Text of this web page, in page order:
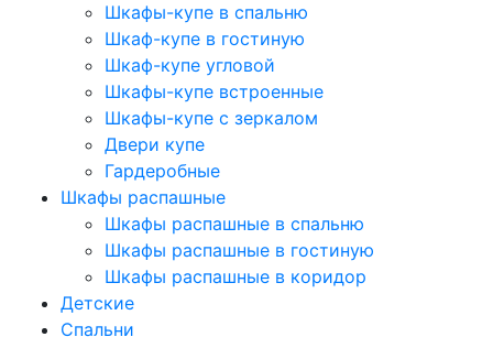
Шкафы-купе в спальню
Шкаф-купе в гостиную
Шкаф-купе угловой
Шкафы-купе встроенные
Шкафы-купе с зеркалом
Двери купе
Гардеробные
Шкафы распашные
Шкафы распашные в спальню
Шкафы распашные в гостиную
Шкафы распашные в коридор
Детские
Спальни